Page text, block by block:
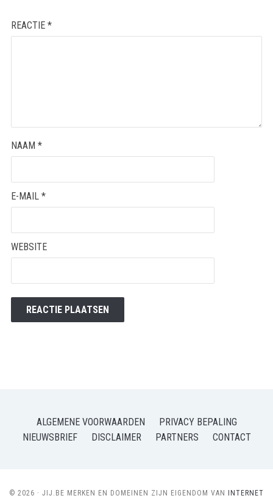
REACTIE *
NAAM *
E-MAIL *
WEBSITE
ALGEMENE VOORWAARDEN
PRIVACY BEPALING
NIEUWSBRIEF
DISCLAIMER PARTNERS CONTACT
© 2026 · JIJ.BE MERKEN EN DOMEINEN ZIJN EIGENDOM VAN
INTERNET